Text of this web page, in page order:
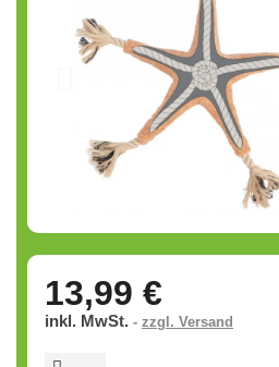
13,99 €
inkl. MwSt. zzgl. Versand